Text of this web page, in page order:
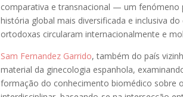
comparativa e transnacional — um
história global mais diversificada e inclusiva
ortodoxas circularam internacionalmente e
Sam Fernandez Garrido, também do país
material da ginecologia espanhola,
formação do conhecimento biomédico sobre